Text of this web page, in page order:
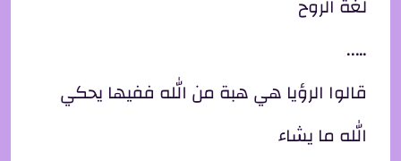
لغة الروح
…..
قالوا الرؤيا هي هبة من الله ففيها يحكي
الله ما يشاء